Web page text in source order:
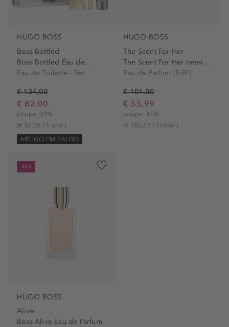
HUGO BOSS
Boss Bottled
Boss Bottled Eau de...
Eau de Toilette - Set
€ 134,00
€ 82,00
poupe -39%
(€ 82,00 / 1 und.)
ARTIGO EM SALDO
HUGO BOSS
The Scent For Her
The Scent For Her Intense...
Eau de Parfum (EdP)
€ 101,00
€ 55,99
poupe -45%
(€ 186,63 / 100 ml)
-44%
HUGO BOSS
Alive
Boss Alive Eau de Parfum